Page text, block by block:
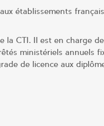
établissements
la CTI. Il est en charge
ministériels annuels
de licence aux